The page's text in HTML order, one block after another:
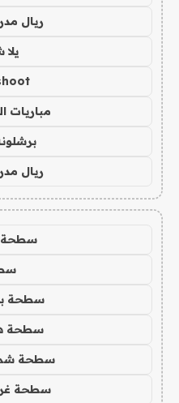
ريال
مباريات
ريال
سطحة
سطحة
سطحة
سطحة
سطحة